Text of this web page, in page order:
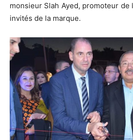
monsieur Slah Ayed, promoteur de
invités de la marque.